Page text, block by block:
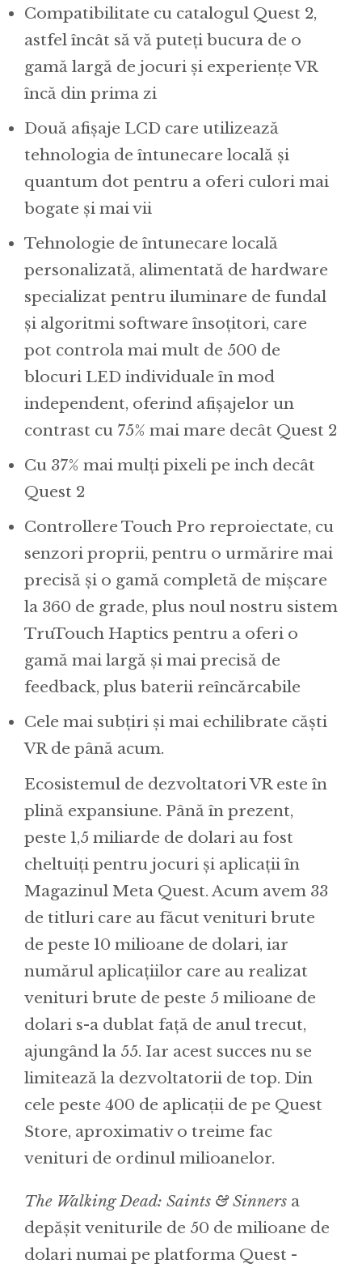
Compatibilitate cu catalogul Quest 2,
astfel încât să vă puteți bucura de o
gamă largă de jocuri și experiențe VR
încă din prima zi
Două afișaje LCD care utilizează
tehnologia de întunecare locală și
quantum dot pentru a oferi culori mai
bogate și mai vii
Tehnologie de întunecare locală
personalizată, alimentată de hardware
specializat pentru iluminare de fundal
și algoritmi software însoțitori, care
pot controla mai mult de 500 de
blocuri LED individuale în mod
independent, oferind afișajelor un
contrast cu 75% mai mare decât Quest 2
Cu 37% mai mulți pixeli pe inch decât
Quest 2
Controllere Touch Pro reproiectate, cu
senzori proprii, pentru o urmărire mai
precisă și o gamă completă de mișcare
la 360 de grade, plus noul nostru sistem
TruTouch Haptics pentru a oferi o
gamă mai largă și mai precisă de
feedback, plus baterii reîncărcabile
Cele mai subțiri și mai echilibrate căști
VR de până acum.
Ecosistemul de dezvoltatori VR este în
plină expansiune. Până în prezent,
peste 1,5 miliarde de dolari au fost
cheltuiți pentru jocuri și aplicații în
Magazinul Meta Quest. Acum avem 33
de titluri care au făcut venituri brute
de peste 10 milioane de dolari, iar
numărul aplicațiilor care au realizat
venituri brute de peste 5 milioane de
dolari s-a dublat față de anul trecut,
ajungând la 55. Iar acest succes nu se
limitează la dezvoltatorii de top. Din
cele peste 400 de aplicații de pe Quest
Store, aproximativ o treime fac
venituri de ordinul milioanelor.
The Walking Dead: Saints & Sinners a
depășit veniturile de 50 de milioane de
dolari numai pe platforma Quest -